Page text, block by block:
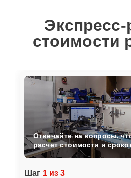
Экспресс-
стоимости
Шаг 1 из 3
Отвечайте на вопросы,
расчет стоимости и